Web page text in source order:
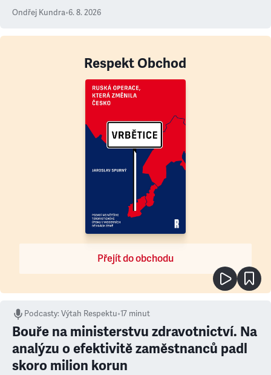
Ondřej Kundra•6. 8. 2026
Respekt Obchod
Přejít do obchodu
Podcasty:Výtah Respektu•17 minut
Bouře na ministerstvu zdravotnictví. Na
analýzu o efektivitě zaměstnanců padl
skoro milion korun